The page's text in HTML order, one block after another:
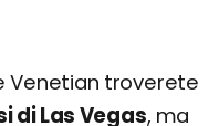
Venetian troverete
di Las Vegas, ma